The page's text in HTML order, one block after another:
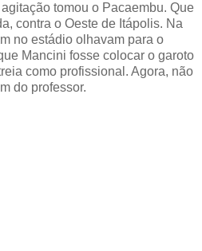
tomou o Pacaembu. Que
contra o Oeste de Itápolis. Na
no estádio olhavam para o
Mancini fosse colocar o garoto
como profissional. Agora, não
do professor.